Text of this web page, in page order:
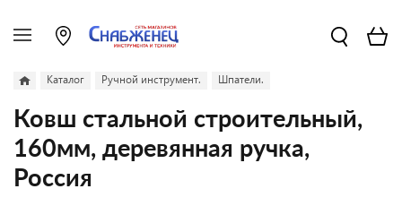
Каталог Ручной инструмент. Шпатели.
Ковш стальной строительный,
160мм, деревянная ручка,
Россия